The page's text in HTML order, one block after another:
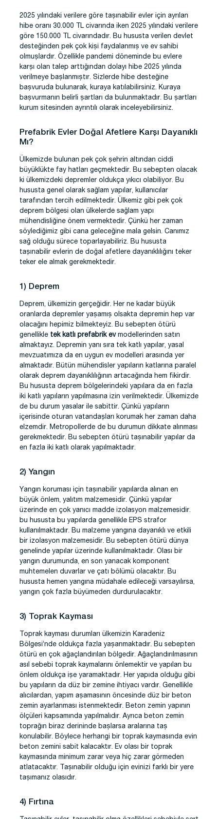
2025 yılındaki verilere göre taşınabilir evler için ayrılan
hibe oranı 30.000 TL civarında iken 2025 yılındaki verilere
göre 150.000 TL civarındadır. Bu hususta verilen devlet
desteğinden pek çok kişi faydalanmış ve ev sahibi
olmuşlardır. Özellikle pandemi döneminde bu evlere
karşı olan talep arttığından dolayı hibe 2025 yılında
verilmeye başlanmıştır. Sizlerde hibe desteğine
başvuruda bulunarak, kuraya katılabilirsiniz. Kuraya
başvurmanın belirli şartları da bulunmaktadır. Bu şartları
kurum sitesinden ayrıntılı olarak inceleyebilirsiniz.
Prefabrik Evler Doğal Afetlere Karşı Dayanıklı
Mı?
Ülkemizde bulunan pek çok şehrin altından ciddi
büyüklükte fay hatları geçmektedir. Bu sebepten olacak
ki ülkemizdeki depremler oldukça yıkıcı olabiliyor. Bu
hususta genel olarak sağlam yapılar, kullanıcılar
tarafından tercih edilmektedir. Ülkemiz gibi pek çok
deprem bölgesi olan ülkelerde sağlam yapı
mühendisliğine önem vermektedir. Çünkü her zaman
söylediğimiz gibi cana geleceğine mala gelsin. Canımız
sağ olduğu sürece toparlayabiliriz. Bu hususta
taşınabilir evlerin de doğal afetlere dayanıklılığını teker
teker ele almak gerekmektedir.
1) Deprem
Deprem, ülkemizin gerçeğidir. Her ne kadar büyük
oranlarda depremler yaşamış olsakta depremin hep var
olacağını hepimiz bilmekteyiz. Bu sebepten ötürü
genellikle tek katlı prefabrik evmodellerinden satın
almaktayız. Depremin yanı sıra tek katlı yapılar, yasal
mevzuatımıza da en uygun ev modelleri arasında yer
almaktadır. Bütün mühendisler yapıların katlarına paralel
olarak deprem dayanıklılığının artacağında hem fikirdir.
Bu hususta deprem bölgelerindeki yapılara da en fazla
iki katlı yapıların yapılmasına izin verilmektedir. Ülkemizde
de bu durum yasalar ile sabittir. Çünkü yapıların
içerisinde oturan vatandaşları korumak her zaman daha
elzemdir. Metropollerde de bu durumun dikkate alınması
gerekmektedir. Bu sebepten ötürü taşınabilir yapılar da
en fazla iki katlı olarak yapılmaktadır.
2) Yangın
Yangın koruması için taşınabilir yapılarda alınan en
büyük önlem, yalıtım malzemesidir. Çünkü yapılar
üzerinde en çok yanıcı madde izolasyon malzemesidir.
bu hususta bu yapılarda genellikle EPS strafor
kullanılmaktadır. Bu malzeme yangına dayanıklı ve etkili
bir izolasyon malzemesidir. Bu sebepten ötürü dünya
genelinde yapılar üzerinde kullanılmaktadır. Olası bir
yangın durumunda, en son yanacak komponent
muhtemelen duvarlar ve çatı bölümü olacaktır. Bu
hususta hemen yangına müdahale edileceği varsayılırsa,
yangın çok fazla büyümeden durdurulacaktır.
3) Toprak Kayması
Toprak kayması durumları ülkemizin Karadeniz
Bölgesi’nde oldukça fazla yaşanmaktadır. Bu sebepten
ötürü en çok ağaçlandırılan bölgedir. Ağaçlandırılmasının
asıl sebebi toprak kaymalarını önlemektir ve yapılan bu
önlem oldukça işe yaramaktadır. Her yapıda olduğu gibi
bu yapıların da düz bir zemine ihtiyacı vardır. Genellikle
alıcılardan, yapım aşamasının öncesinde düz bir beton
zemin ayarlanması istenmektedir. Beton zemin yapının
ölçüleri kapsamında yapılmalıdır. Ayrıca beton zemin
toprağın biraz derininde başlarsa aralarına taş
konulabilir. Böylece herhangi bir toprak kaymasında evin
beton zemini sabit kalacaktır. Ev olası bir toprak
kaymasında minimum zarar veya hiç zarar görmeden
atlatacaktır. Taşınabilir olduğu için evinizi farklı bir yere
taşımanız olasıdır.
4) Fırtına